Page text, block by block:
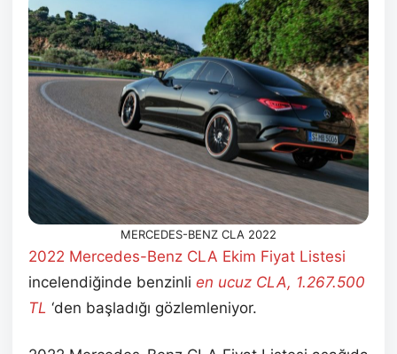
MERCEDES-BENZ CLA 2022
2022 Mercedes-Benz CLA Ekim Fiyat Listesi
incelendiğinde benzinli en ucuz CLA, 1.267.500
TL ‘den başladığı gözlemleniyor.